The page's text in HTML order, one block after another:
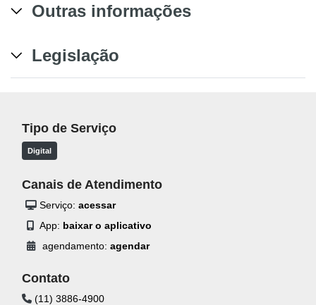
Outras informações
Legislação
Tipo de Serviço
Digital
Canais de Atendimento
Serviço: acessar
App: baixar o aplicativo
agendamento: agendar
Contato
(11) 3886-4900